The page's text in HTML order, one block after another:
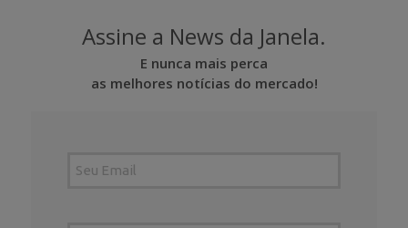
Assine a News da Janela.
E nunca mais perca
as melhores notícias do mercado!